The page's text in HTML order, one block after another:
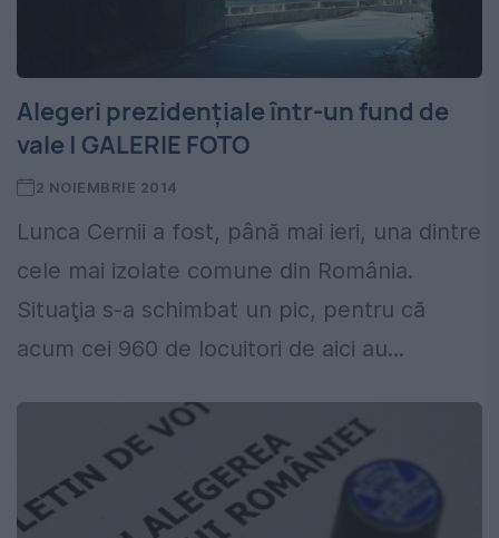
Alegeri prezidenţiale într-un fund de
vale | GALERIE FOTO
2 NOIEMBRIE 2014
Lunca Cernii a fost, până mai ieri, una dintre
cele mai izolate comune din România.
Situaţia s-a schimbat un pic, pentru că
acum cei 960 de locuitori de aici au...